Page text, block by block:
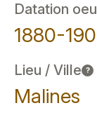
Datation
1880-
Lieu / Ville ?
Malines